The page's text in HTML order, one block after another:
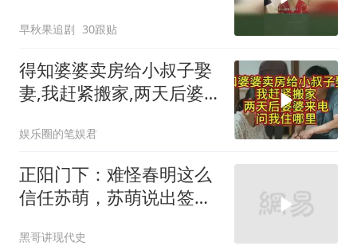
早秋果追剧 30跟贴
得知婆婆卖房给小叔子娶
妻,我赶紧搬家,两天后婆
娱乐圈的笔娱君
正阳门下：难怪春明这么
信任苏萌，苏萌说出签的
黑哥讲现代史